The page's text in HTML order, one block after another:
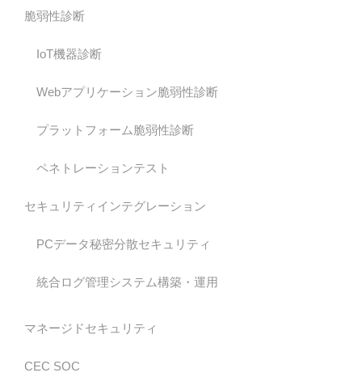
脆弱性診断
IoT機器診断
Webアプリケーション脆弱性診断
プラットフォーム脆弱性診断
ペネトレーションテスト
セキュリティインテグレーション
PCデータ秘密分散セキュリティ
統合ログ管理システム構築・運用
マネージドセキュリティ
CEC SOC